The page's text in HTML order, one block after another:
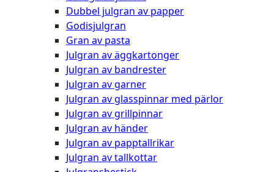
Dubbel julgran av papper
Godisjulgran
Gran av pasta
Julgran av äggkartonger
Julgran av bandrester
Julgran av garner
Julgran av glasspinnar med pärlor
Julgran av grillpinnar
Julgran av händer
Julgran av papptallrikar
Julgran av tallkottar